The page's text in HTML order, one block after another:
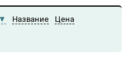
Название Цена